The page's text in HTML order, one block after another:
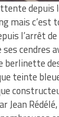
depuis
mais c’est
l’arrêt
cendres
berlinette
teinte
Jean